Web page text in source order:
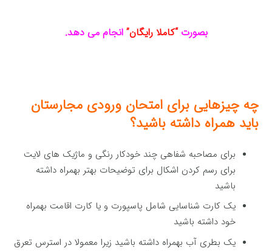
بصورت“کاملا رایگان” انجام می دهد.
چه چیزهایی برای امتحان ورودی مجارستان
باید همراه داشته باشید؟
برای مصاحبه شفاهی چند خودکار رنگی و ماژیک های لایت
برای رسم کردن اشکال برای توضیحات بهتر بهمراه داشته
باشید
یک کارت شناسایی شامل پاسپورت و یا کارت اقامت بهمراه
خود داشته باشید
یک بطری آب بهمراه داشته باشید زیرا معمولا در استرس تعرق